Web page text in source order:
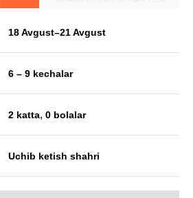
18 Avgust–21 Avgust
6 – 9 kechalar
2 katta,0 bolalar
Uchib ketish shahri